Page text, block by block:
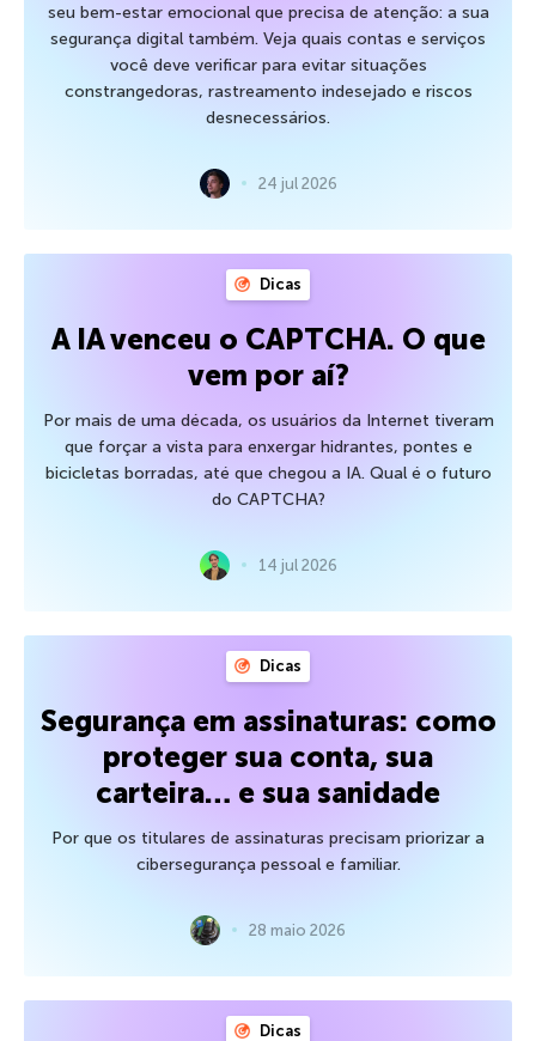
seu bem-estar emocional que precisa de atenção: a sua
segurança digital também. Veja quais contas e serviços
você deve verificar para evitar situações
constrangedoras, rastreamento indesejado e riscos
desnecessários.
24 jul 2026
Dicas
A IA venceu o CAPTCHA. O que
vem por aí?
Por mais de uma década, os usuários da Internet tiveram
que forçar a vista para enxergar hidrantes, pontes e
bicicletas borradas, até que chegou a IA. Qual é o futuro
do CAPTCHA?
14 jul 2026
Dicas
Segurança em assinaturas: como
proteger sua conta, sua
carteira… e sua sanidade
Por que os titulares de assinaturas precisam priorizar a
cibersegurança pessoal e familiar.
28 maio 2026
Dicas